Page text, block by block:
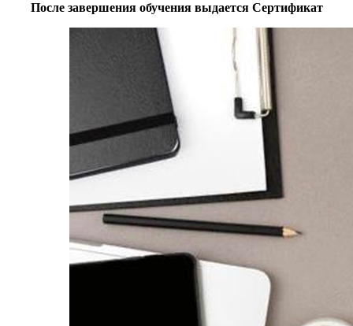
​После завершения обучения выдается Сертификат